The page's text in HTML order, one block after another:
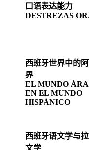
口语表达能力
DESTREZAS
西班牙世界中的
界
EL MUNDO
EN EL MUNDO
HISPÁNICO
西班牙语文学与
文学